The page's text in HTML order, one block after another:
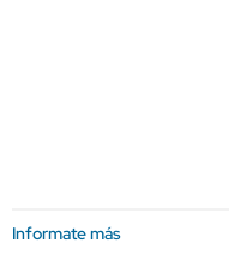
Informate más